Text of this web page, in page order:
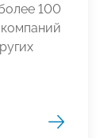
100